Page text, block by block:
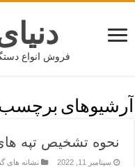
فروش انواع
آرشیوهای
نحوه تشخیص تپه
سپتامبر 11, 2022 نشانه های